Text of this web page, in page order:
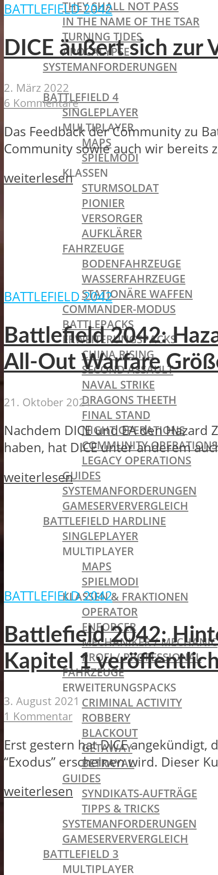
THEY SHALL NOT PASS
IN THE NAME OF THE TSAR
TURNING TIDES
APOCALYPSE
SYSTEMANFORDERUNGEN
BATTLEFIELD OLDIES
BATTLEFIELD 4
SINGLEPLAYER
MULTIPLAYER
MAPS
SPIELMODI
KLASSEN
STURMSOLDAT
PIONIER
VERSORGER
AUFKLÄRER
FAHRZEUGE
BODENFAHRZEUGE
WASSERFAHRZEUGE
STATIONÄRE WAFFEN
COMMANDER-MODUS
BATTLEPACKS
ERWEITERUNGSPACKS
CHINA RISING
SECOND ASSAULT
NAVAL STRIKE
DRAGONS THEETH
FINAL STAND
NIGHT OPERATIONS
COMMUNITY OPERATIONS
LEGACY OPERATIONS
GUIDES
SYSTEMANFORDERUNGEN
GAMESERVERVERGLEICH
BATTLEFIELD HARDLINE
SINGLEPLAYER
MULTIPLAYER
MAPS
SPIELMODI
KLASSEN & FRAKTIONEN
OPERATOR
ENFORCER
MECHANIKER / MECHANIC
PROFI / PROFESSIONAL
FAHRZEUGE
ERWEITERUNGSPACKS
CRIMINAL ACTIVITY
ROBBERY
BLACKOUT
GETAWAY
BETRAYAL
GUIDES
SYNDIKATS-AUFTRÄGE
TIPPS & TRICKS
SYSTEMANFORDERUNGEN
GAMESERVERVERGLEICH
BATTLEFIELD 3
MULTIPLAYER
BATTLEFIELD 2042
DICE äußert sich zur
2. März 2022
6 Kommentare
Das Feedback der Community zu
Community sowie auch wir bereits
weiterlesen
BATTLEFIELD 2042
Battlefield 2042:
All-Out Warfare
21. Oktober 2021
Nachdem DICE und EA den
haben, hat DICE unter anderem
weiterlesen
BATTLEFIELD 2042
Battlefield 2042:
Kapitel 1
3. August 2021
1 Kommentar
Erst gestern hat DICE
“Exodus” erscheinen wird. Dieser
weiterlesen